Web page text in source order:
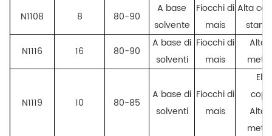
N1108 8 80-90
A base
solvente
Fiocchi di
mais
Alta
N1116
16 80-90
A base di
solventi
Fiocchi di
mais
N1119 10 80-85
A base di
solventi
Fiocchi di
mais